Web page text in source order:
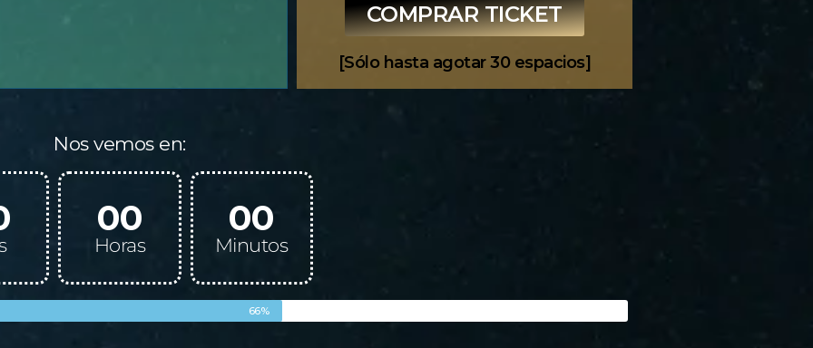
COMPRAR TICKET
[Sólo hasta agotar 30 espacios]
Nos vemos en:
00
Horas
00
Minutos
66%